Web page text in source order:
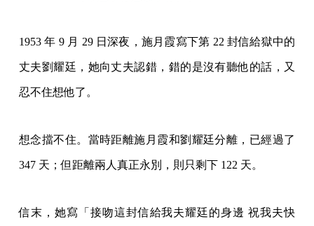
1953 年 9 月 29 日深夜，施月霞寫下第 22 封信給獄中的
丈夫劉耀廷，她向丈夫認錯，錯的是沒有聽他的話，又
忍不住想他了。
想念擋不住。當時距離施月霞和劉耀廷分離，已經過了
347 天；但距離兩人真正永別，則只剩下 122 天。
信末，她寫「接吻這封信給我夫耀廷的身邊 祝我夫快